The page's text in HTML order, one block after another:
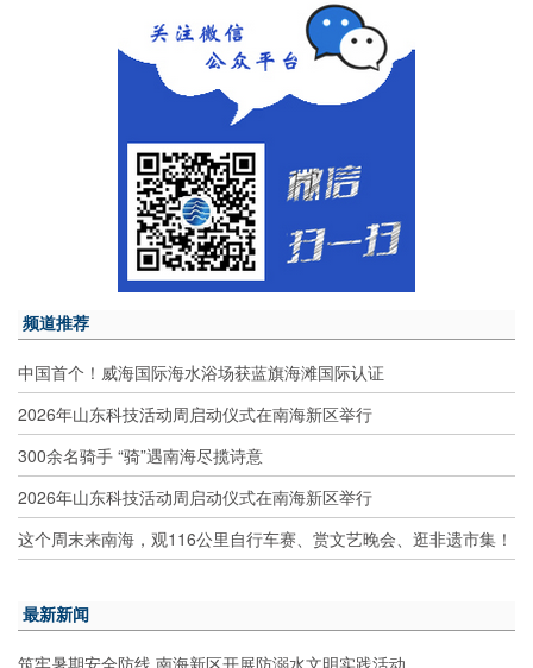
频道推荐
中国首个！威海国际海水浴场获蓝旗海滩国际认证
2026年山东科技活动周启动仪式在南海新区举行
300余名骑手 “骑”遇南海尽揽诗意
2026年山东科技活动周启动仪式在南海新区举行
这个周末来南海，观116公里自行车赛、赏文艺晚会、逛非遗市集！
最新新闻